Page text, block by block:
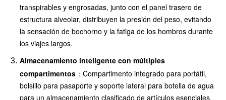
transpirables y engrosadas, junto con el panel trasero de
estructura alveolar, distribuyen la presión del peso, evitando
la sensación de bochorno y la fatiga de los hombros durante
los viajes largos.
Almacenamiento inteligente con múltiples
compartimentos ：Compartimento integrado para portátil,
bolsillo para pasaporte y soporte lateral para botella de agua
para un almacenamiento clasificado de artículos esenciales,